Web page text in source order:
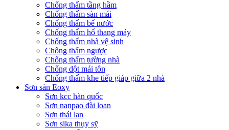
Chống thấm tầng hầm
Chống thấm sàn mái
Chống thấm bể nước
Chống thấm hố thang máy
Chống thấm nhà vệ sinh
Chống thấm ngược
Chống thấm tường nhà
Chống dột mái tôn
Chống thấm khe tiếp giáp giữa 2 nhà
Sơn sàn Eoxy
Sơn kcc hàn quốc
Sơn nanpao đài loan
Sơn thái lan
Sơn sika thụy sỹ